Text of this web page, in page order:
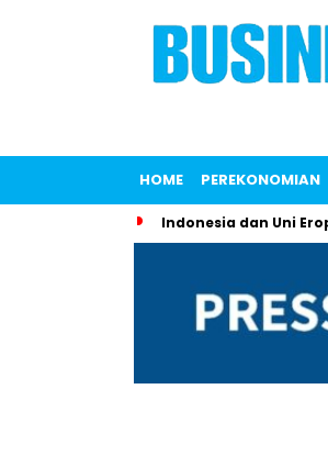
HOME PEREKONOMIAN
Indonesia dan Uni